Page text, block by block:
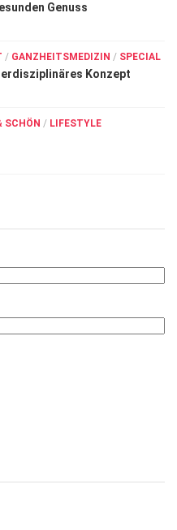
Genuss
/ GANZHEITSMEDIZIN / SPECIAL
Konzept
SCHÖN / LIFESTYLE